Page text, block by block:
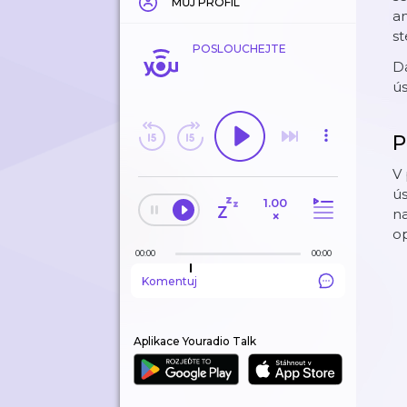
POSLOUCHEJTE
1.00
×
00:00 00:00
Komentuj
Aplikace Youradio Talk
V